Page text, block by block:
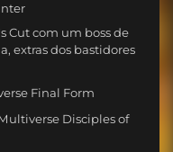
Cut com um boss de
extras dos bastidores
Final Form
Disciples of